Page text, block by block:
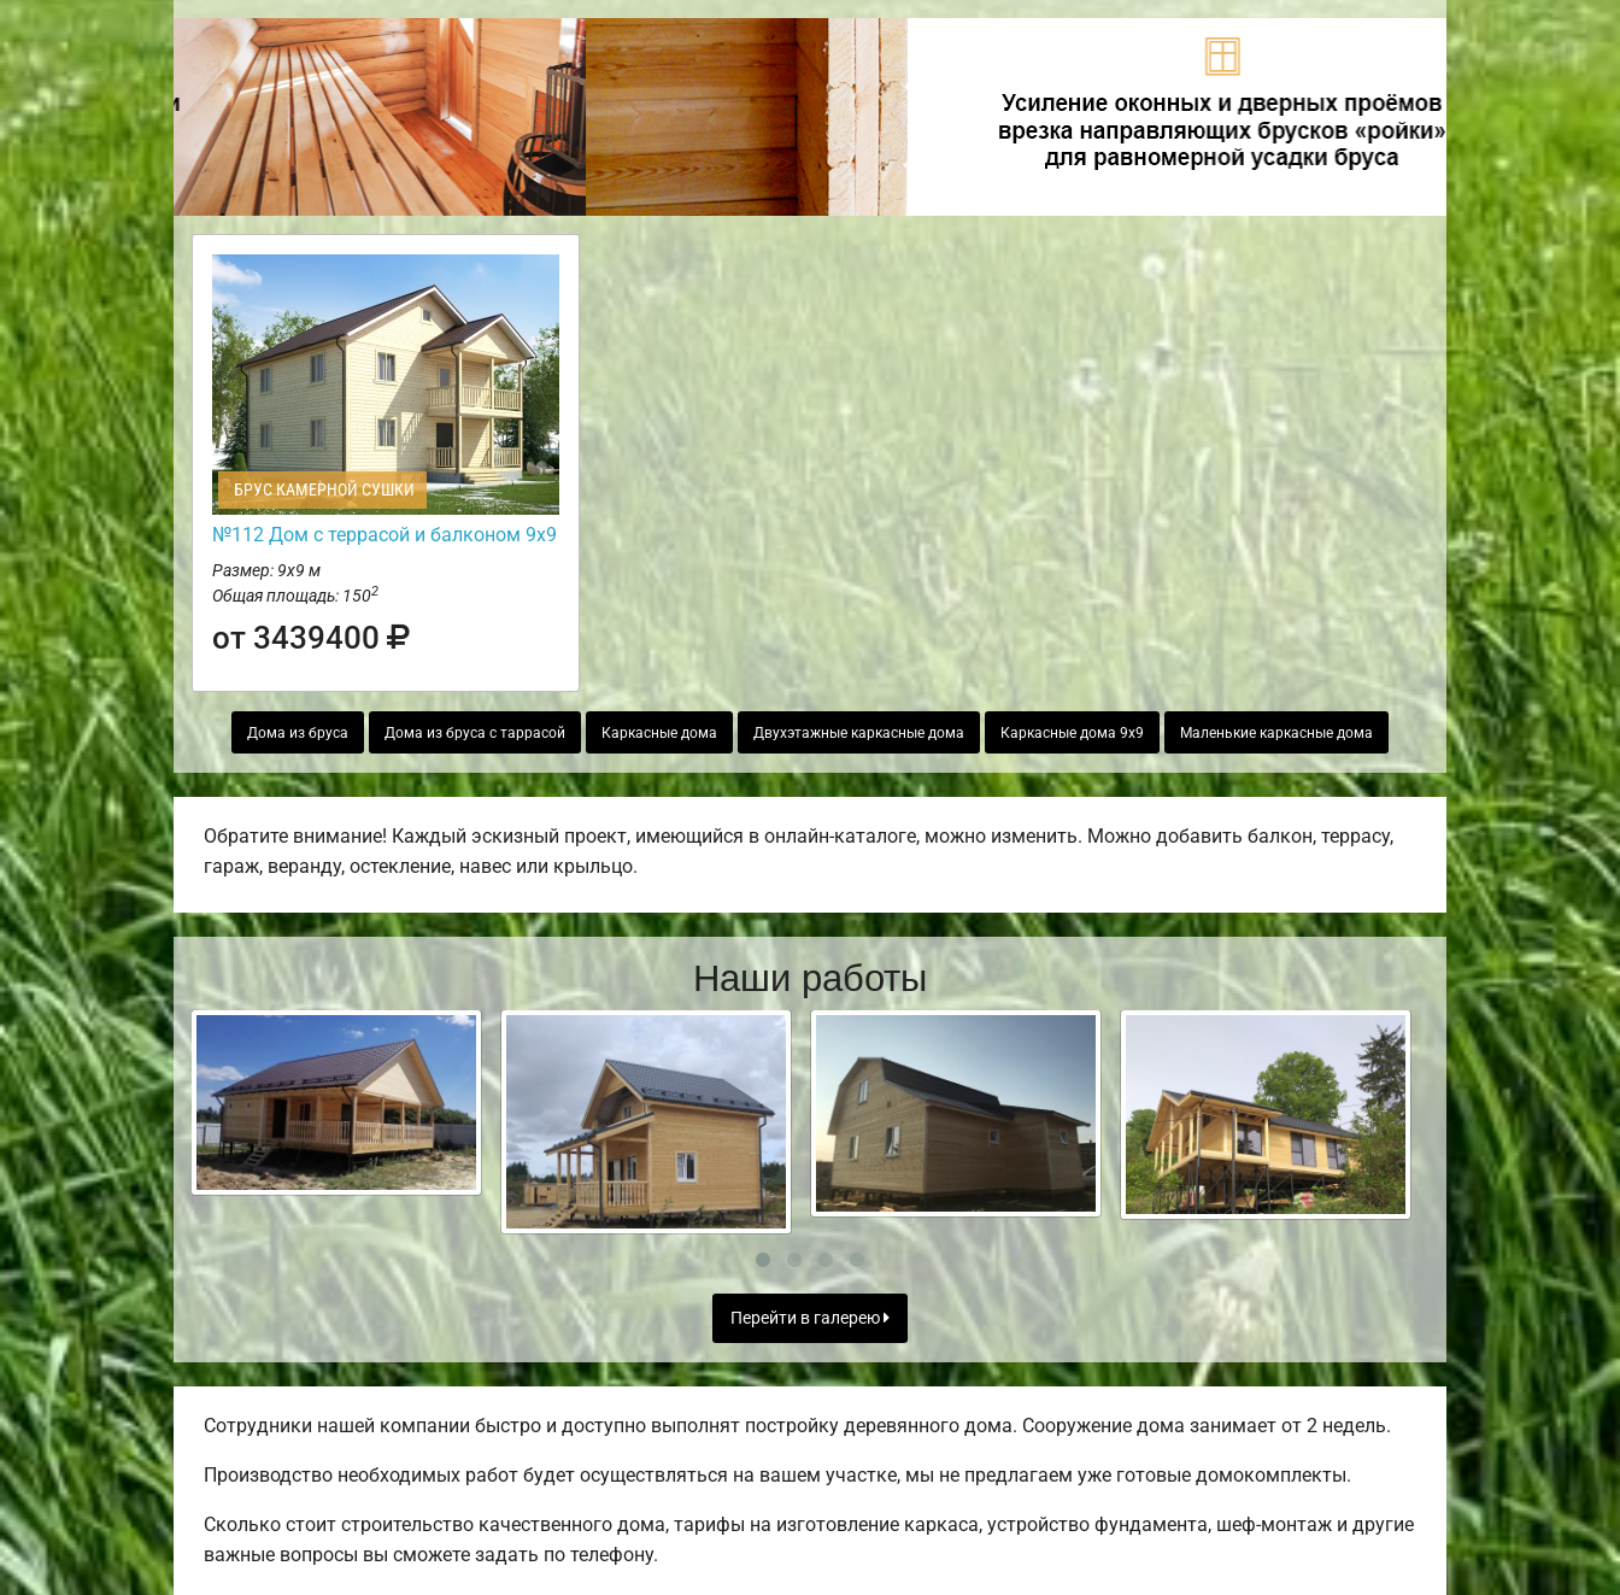
БРУС КАМЕРНОЙ СУШКИ
№112 Дом с террасой и балконом 9х9
Размер: 9х9 м
Общая площадь: 1502
от 3439400
Дома из бруса Дома из бруса с таррасой Каркасные дома Двухэтажные каркасные дома Каркасные дома 9х9 Маленькие каркасные дома
Обратите внимание! Каждый эскизный проект, имеющийся в онлайн-каталоге, можно изменить. Можно добавить балкон, террасу,
гараж, веранду, остекление, навес или крыльцо.
Наши работы
Перейти в галерею
Сотрудники нашей компании быстро и доступно выполнят постройку деревянного дома. Сооружение дома занимает от 2 недель.
Производство необходимых работ будет осуществляться на вашем участке, мы не предлагаем уже готовые домокомплекты.
Сколько стоит строительство качественного дома, тарифы на изготовление каркаса, устройство фундамента, шеф-монтаж и другие
важные вопросы вы сможете задать по телефону.